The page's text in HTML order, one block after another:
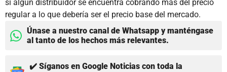
si algún distribuidor se encuentra cobrando más del precio
regular a lo que debería ser el precio base del mercado.
Únase a nuestro canal de Whatsapp y manténgase
al tanto de los hechos más relevantes.
✔️ Síganos en Google Noticias con toda la